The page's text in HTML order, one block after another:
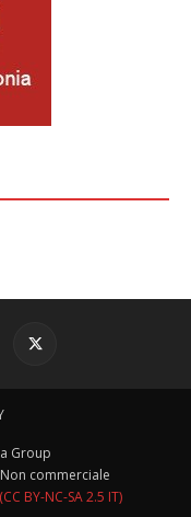
Group
commerciale
BY-NC-SA 2.5 IT)